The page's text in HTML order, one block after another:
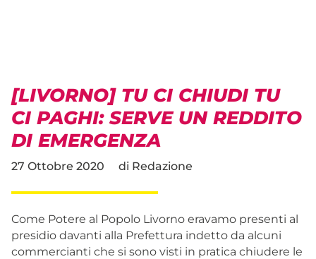
[LIVORNO] TU CI CHIUDI TU
CI PAGHI: SERVE UN REDDITO
DI EMERGENZA
27 Ottobre 2020 di Redazione
Come Potere al Popolo Livorno eravamo presenti al
presidio davanti alla Prefettura indetto da alcuni
commercianti che si sono visti in pratica chiudere le